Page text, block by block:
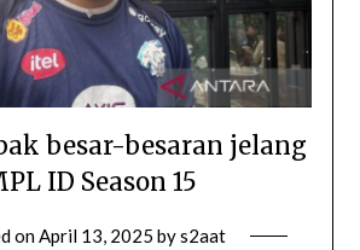
besar-besaran jelang
ID Season 15
onApril 13, 2025 bys2aat